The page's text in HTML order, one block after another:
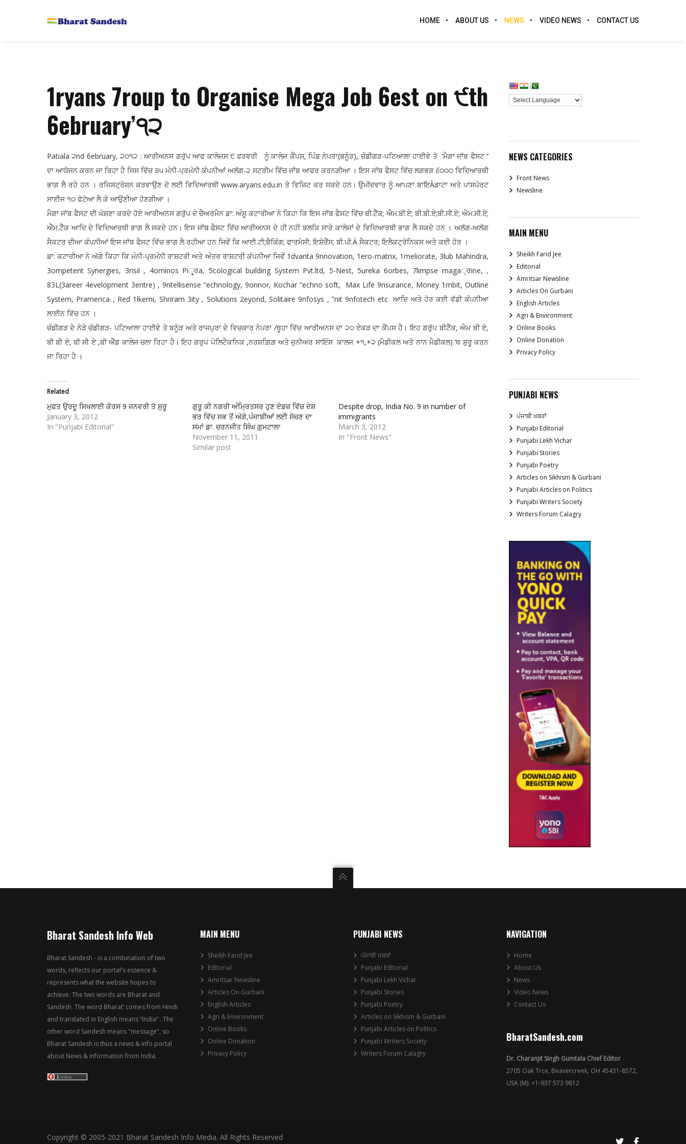
HOME ABOUT US NEWS VIDEO NEWS CONTACT US
1ryans 7roup to Organise Mega Job 6est on ੯th
6ebruary’੧੨
Patiala ੨nd 6ebruary, ੨੦੧੨ : ਆਰੀਅਨਸ ਗਰੁੱਪ ਆਫ ਕਾਲੇਜਸ ੯ ਫਰਵਰੀ ਨੂੰ ਕਾਲੇਜ ਕੈਂਪਸ, ਪਿੰਡ ਨੇਪਰਾ(ਬਨੂੰੜ), ਚੰਡੀਗੜ-ਪਟਿਆਲਾ ਹਾਈਵੇ ਤੇ ‘ਮੈਗਾ ਜਾੱਬ ਫੈਸਟ ‘’
ਦਾ ਆਯੋਜਨ ਕਰਨ ਜਾ ਰਿਹਾ ਹੈ ਜਿਸ ਵਿੱਚ ੩੫ ਮੰਨੀ-ਪ੍ਰਮੰਨੀ ਕੰਪਨੀਆਂ ਅਲੱਗ-੨ ਸਟਰੀਮ ਵਿੱਚ ਜਾੱਬ ਆਫਰ ਕਰਨਗੀਆ । ਇਸ ਜਾੱਬ ਫੈਸਟ ਵਿੱਚ ਲਗਭਗ ੬੦੦੦ ਵਿਦਿਆਰਥੀ
ਭਾਗ ਲੈ ਰਹੇ ਹਨ । ਰਜਿਸਟ੍ਰੇਸ਼ਨ ਕਰਵਾਉਣ ਦੇ ਲਈ ਵਿਦਿਆਰਥੀ www.aryans.edu.in ਤੇ ਵਿਜ਼ਿਟ ਕਰ ਸਕਦੇ ਹਨ। ਉਮੀਦਵਾਰ ਨੂੰ ਆਪਣਾ ਬਾਇÀਡਾਟਾ ਅਤੇ ਪਾਸਪੋਰਟ
ਸਾਈਜ ੧੦ ਫੋਟੋਆ ਲੈ ਕੇ ਆਉਣੀਆ ਹੋਣਗੀਆ ।
ਮੈਗਾ ਜਾੱਬ ਫੈਸਟ ਦੀ ਘੋਸ਼ਣਾ ਕਰਦੇ ਹੋਏ ਆਰੀਅਨਸ ਗਰੁੱਪ ਦੇ ਚੈਅਰਮੈਨ ਡਾ: ਅੰਸ਼ੂ ਕਟਾਰੀਆ ਨੇ ਕਿਹਾ ਕਿ ਇਸ ਜਾੱਬ ਫੈਸਟ ਵਿੱਚ ਬੀ.ਟੈੱਕ; ਐਮ.ਬੀ.ਏ; ਬੀ.ਬੀ.ਏ;ਬੀ.ਸੀ.ਏ; ਐਮ.ਸੀ.ਏ;
ਐੱਮ.ਟੈੱਕ ਆਦਿ ਦੇ ਵਿਦਿਆਰਥੀ ਭਾਗ ਲੈ ਸਕਦੇ ਹਨ। ਇਸ ਜਾੱਬ ਫੈਸਟ ਵਿੱਚ ਆਰੀਅਨਸ ਦੇ ਹੀ ਨਹੀ ਬਲਕਿ ਸਾਰੇ ਕਾਲੇਜਾਂ ਦੇ ਵਿਦਿਆਰਥੀ ਭਾਗ ਲੈ ਸਕਦੇ ਹਨ । ਅਲੱਗ-ਅਲੱਗ
ਸੈਕਟਰ ਦੀਆ ਕੰਪਨੀਆਂ ਇਸ ਜਾੱਬ ਫੈਸਟ ਵਿੱਚ ਭਾਗ ਲੈ ਰਹੀਆ ਹਨ ਜਿਵੇਂ ਕਿ ਆਈ.ਟੀ;ਬੈਕਿੰਗ; ਫਾਰਮੇਸੀ; ਇਸ਼ੋਰੈਂਸ; ਬੀ.ਪੀ.À ਸੈਕਟਰ; ਇਲੈਕਟ੍ਰੋਨਿਕਸ ਅਤੇ ਕਈ ਹੋਰ ।
ਡਾ: ਕਟਾਰੀਆ ਨੇ ਅੱਗੇ ਕਿਹਾ ਕਿ ਮੰਨੀ-ਪ੍ਰਮੰਨੀ ਰਾਸ਼ਟਰੀ ਅਤੇ ਅੰਤਰ ਰਾਸ਼ਟਰੀ ਕੰਪਨੀਆ ਜਿਵੇਂ 1dvanta 9nnovation, 1ero-matrix, 1meliorate, 3lub Mahindra,
3ompetent Synergies, 3risil , 4ominos Pi੍ਰ੍ਰa, 5cological building System Pvt.ltd, 5-Nest, 5ureka 6orbes, 7limpse maga੍ਰine, ,
83L(3areer 4evelopment 3entre) , 9ntellisense “echnology, 9onnor, Kochar “echno soft, Max Life 9nsurance, Money 1mbit, Outline
System, Pramerica , Red 1lkemi, Shriram 3ity , Solutions 2eyond, Solitaire 9nfosys , ”nit 9nfotech etc ਆਦਿ ਅਤੇ ਹੋਰ ਕਈ ਵੱਡੀ ਕੰਪਨੀਆ
ਲਾਈਨ ਵਿੱਚ ਹਨ ।
ਚੰਡੀਗੜ ਦੇ ਨੇੜੇ ਚੰਡੀਗੜ- ਪਟਿਆਲਾ ਹਾਈਵੇ ਤੇ ਬਨੂੰੜ ਅਤੇ ਰਾਜਪੁਰਾ ਦੇ ਵਿਚਕਾਰ ਨੇਪਰਾ /ਥੂਹਾ ਵਿੱਚ ਆਰੀਅਨਸ ਦਾ ੨੦ ਏਕੜ ਦਾ ਕੈਂਪਸ ਹੈ। ਇਹ ਗਰੁੱਪ ਬੀਟੈੱਕ, ਐਮ ਬੀ ਏ,
ਬੀ ਬੀ ਏ, ਬੀ ਸੀ ਏ ,ਬੀ ਐੱਡ ਕਾਲੇਜ ਚਲਾ ਰਿਹਾ ਹੈ। ਇਹ ਗਰੁਪ ਪੋਲਿਟੈਕਨਿਕ ,ਨਰਸ਼ਗ਼ਿਗ਼ ਅਤੇ ਜੁਨੀਅਰ ਸਾਇੰਸ ਕਾਲਜ +੧,+੨ (ਮੈਡੀਕਲ ਅਤੇ ਨਾਨ ਮੈਡੀਕਲ) ‘ਥ ਸ਼ੁਰੂ ਕਰਨ
ਜਾ ਰਿਹਾ ਹੈ ।
Related
ਮੁਫਤ ਉਰਦੂ ਸਿਖਲਾਈ ਕੋਰਸ 9 ਜਨਵਰੀ ਤੋ ਸੁਰੂ
January 3, 2012
In "Punjabi Editorial"
ਗੁਰੂ ਕੀ ਨਗਰੀ ਅੰਮ੍ਰਿਤਸਰ ਹੁਣ ਏਡਜ਼ ਵਿੱਚ ਦੇਸ਼
ਭਰ ਵਿੱਚ ਸਭ ਤੋਂ ਅੱਗੇ,ਪੰਜਾਬੀਆਂ ਲਈ ਸੋਚਣ ਦਾ
ਸਮਾਂ ਡਾ. ਚਰਨਜੀਤ ਸਿੰਘ ਗੁਮਟਾਲਾ
November 11, 2011
Similar post
Despite drop, India No. 9 in number of
immigrants
March 3, 2012
In "Front News"
NEWS CATEGORIES
Front News
Newsline
MAIN MENU
Sheikh Farid Jee
Editorial
Amritsar Newsline
Articles On Gurbani
English Articles
Agri & Environment
Online Books
Online Donation
Privacy Policy
PUNJABI NEWS
ਪੰਜਾਬੀ ਖਬਰਾਂ
Punjabi Editorial
Punjabi Lekh Vichar
Punjabi Stories
Punjabi Poetry
Articles on Sikhism & Gurbani
Punjabi Articles on Politics
Punjabi Writers Society
Writers Forum Calagry
Bharat Sandesh Info Web
Bharat Sandesh - is a combination of two
words, reflects our portal's essence &
represents what the website hopes to
achieve. The two words are Bharat and
Sandesh. The word Bharat’ comes from Hindi
and translated in English means “India” . The
other word Sandesh means "message", so
Bharat Sandesh is thus a news & info portal
about News & information from India.
MAIN MENU
Sheikh Farid Jee
Editorial
Amritsar Newsline
Articles On Gurbani
English Articles
Agri & Environment
Online Books
Online Donation
Privacy Policy
PUNJABI NEWS
ਪੰਜਾਬੀ ਖਬਰਾਂ
Punjabi Editorial
Punjabi Lekh Vichar
Punjabi Stories
Punjabi Poetry
Articles on Sikhism & Gurbani
Punjabi Articles on Politics
Punjabi Writers Society
Writers Forum Calagry
NAVIGATION
Home
About Us
News
Video News
Contact Us
BharatSandesh.com
Dr. Charanjit Singh Gumtala Chief Editor
2705 Oak Trce, Beavercreek, OH 45431-8572,
USA (M): +1-937 573 9812
Copyright © 2005-2021 Bharat Sandesh Info Media. All Rights Reserved